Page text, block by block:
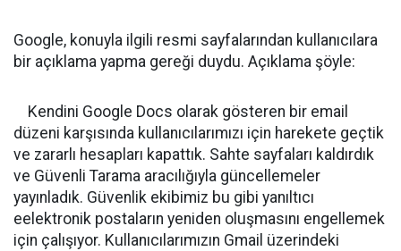
Google, konuyla ilgili resmi sayfalarından kullanıcılara
bir açıklama yapma gereği duydu. Açıklama şöyle:
Kendini Google Docs olarak gösteren bir email
düzeni karşısında kullanıcılarımızı için harekete geçtik
ve zararlı hesapları kapattık. Sahte sayfaları kaldırdık
ve Güvenli Tarama aracılığıyla güncellemeler
yayınladık. Güvenlik ekibimiz bu gibi yanıltıcı
eelektronik postaların yeniden oluşmasını engellemek
için çalışıyor. Kullanıcılarımızın Gmail üzerindeki